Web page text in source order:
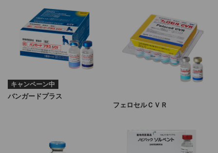
キャンペーン中
バンガードプラス
フェロセルＣＶＲ